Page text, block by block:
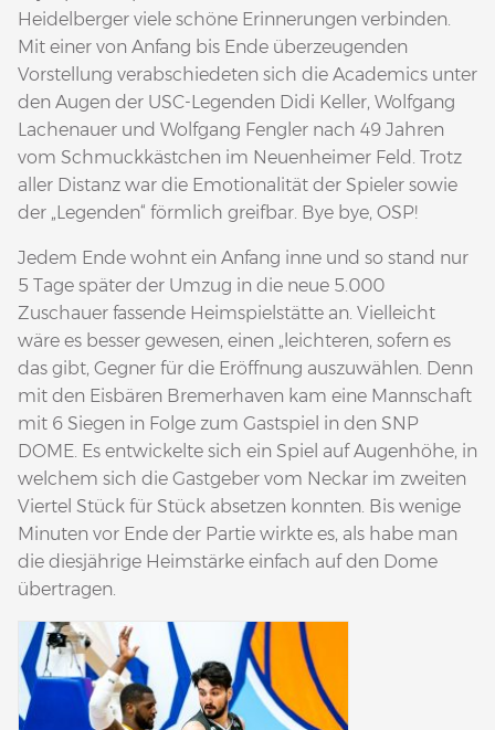
Heidelberger viele schöne Erinnerungen verbinden.
Mit einer von Anfang bis Ende überzeugenden
Vorstellung verabschiedeten sich die Academics unter
den Augen der USC-Legenden Didi Keller, Wolfgang
Lachenauer und Wolfgang Fengler nach 49 Jahren
vom Schmuckkästchen im Neuenheimer Feld. Trotz
aller Distanz war die Emotionalität der Spieler sowie
der „Legenden“ förmlich greifbar. Bye bye, OSP!
Jedem Ende wohnt ein Anfang inne und so stand nur
5 Tage später der Umzug in die neue 5.000
Zuschauer fassende Heimspielstätte an. Vielleicht
wäre es besser gewesen, einen „leichteren, sofern es
das gibt, Gegner für die Eröffnung auszuwählen. Denn
mit den Eisbären Bremerhaven kam eine Mannschaft
mit 6 Siegen in Folge zum Gastspiel in den SNP
DOME. Es entwickelte sich ein Spiel auf Augenhöhe, in
welchem sich die Gastgeber vom Neckar im zweiten
Viertel Stück für Stück absetzen konnten. Bis wenige
Minuten vor Ende der Partie wirkte es, als habe man
die diesjährige Heimstärke einfach auf den Dome
übertragen.